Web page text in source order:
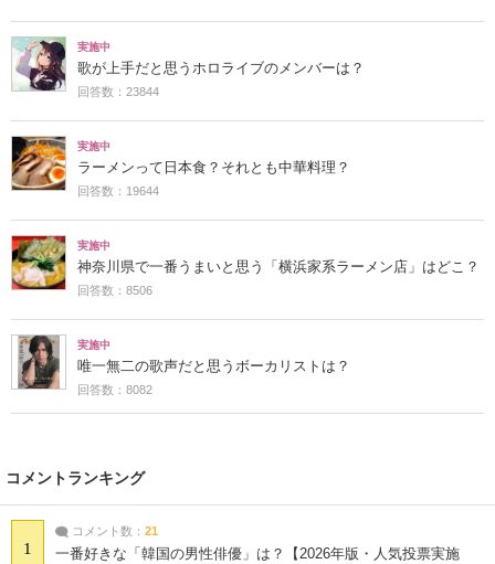
実施中
歌が上手だと思うホロライブのメンバーは？
回答数：23844
実施中
ラーメンって日本食？それとも中華料理？
回答数：19644
実施中
神奈川県で一番うまいと思う「横浜家系ラーメン店」はどこ？
回答数：8506
実施中
唯一無二の歌声だと思うボーカリストは？
回答数：8082
コメントランキング
1
コメント数： 21
一番好きな「韓国の男性俳優」は？【2026年版・人気投票実施